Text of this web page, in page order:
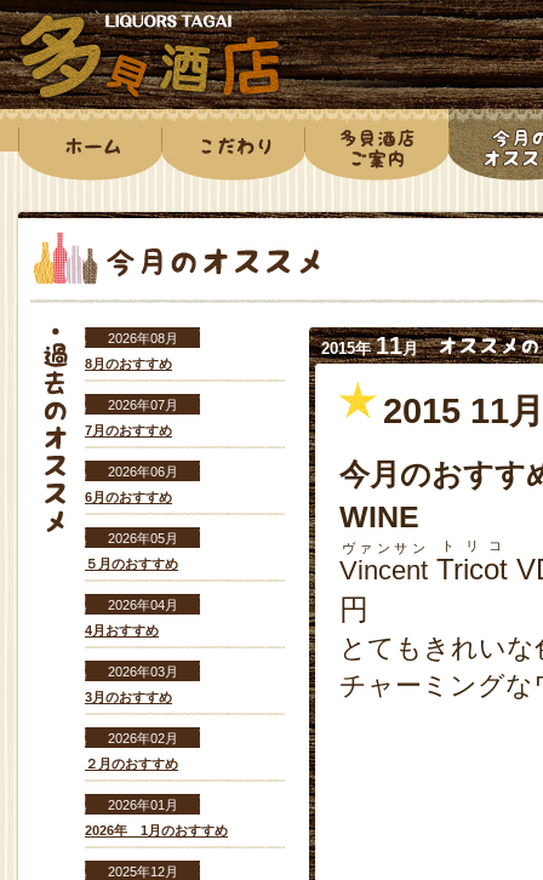
2015年11月
2015 11
今月のおすす
WINE
Vincent
ヴァンサン
Tricot
トリコ
円
とてもきれい
チャーミングな
2026年08月
8月のおすすめ
2026年07月
7月のおすすめ
2026年06月
6月のおすすめ
2026年05月
５月のおすすめ
2026年04月
4月おすすめ
2026年03月
3月のおすすめ
2026年02月
２月のおすすめ
2026年01月
2026年 1月のおすすめ
2025年12月